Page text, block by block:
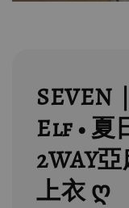
SEVEN
Elf • 夏
2WAY
上衣 ღ